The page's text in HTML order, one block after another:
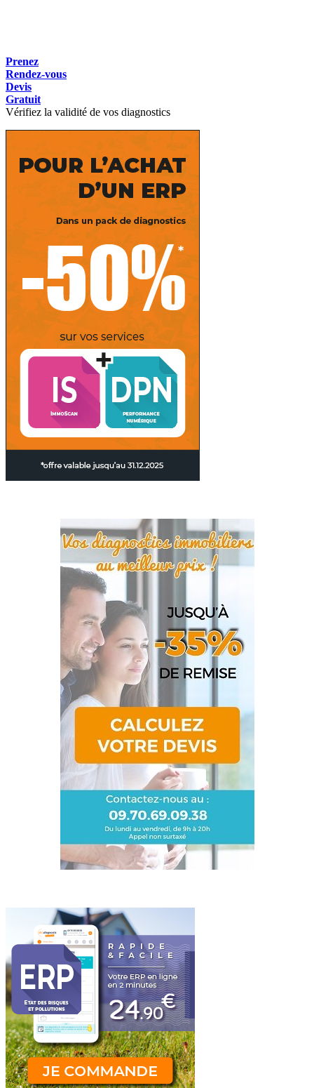
Prenez
Rendez-vous
Devis
Gratuit
Vérifiez la validité de vos diagnostics